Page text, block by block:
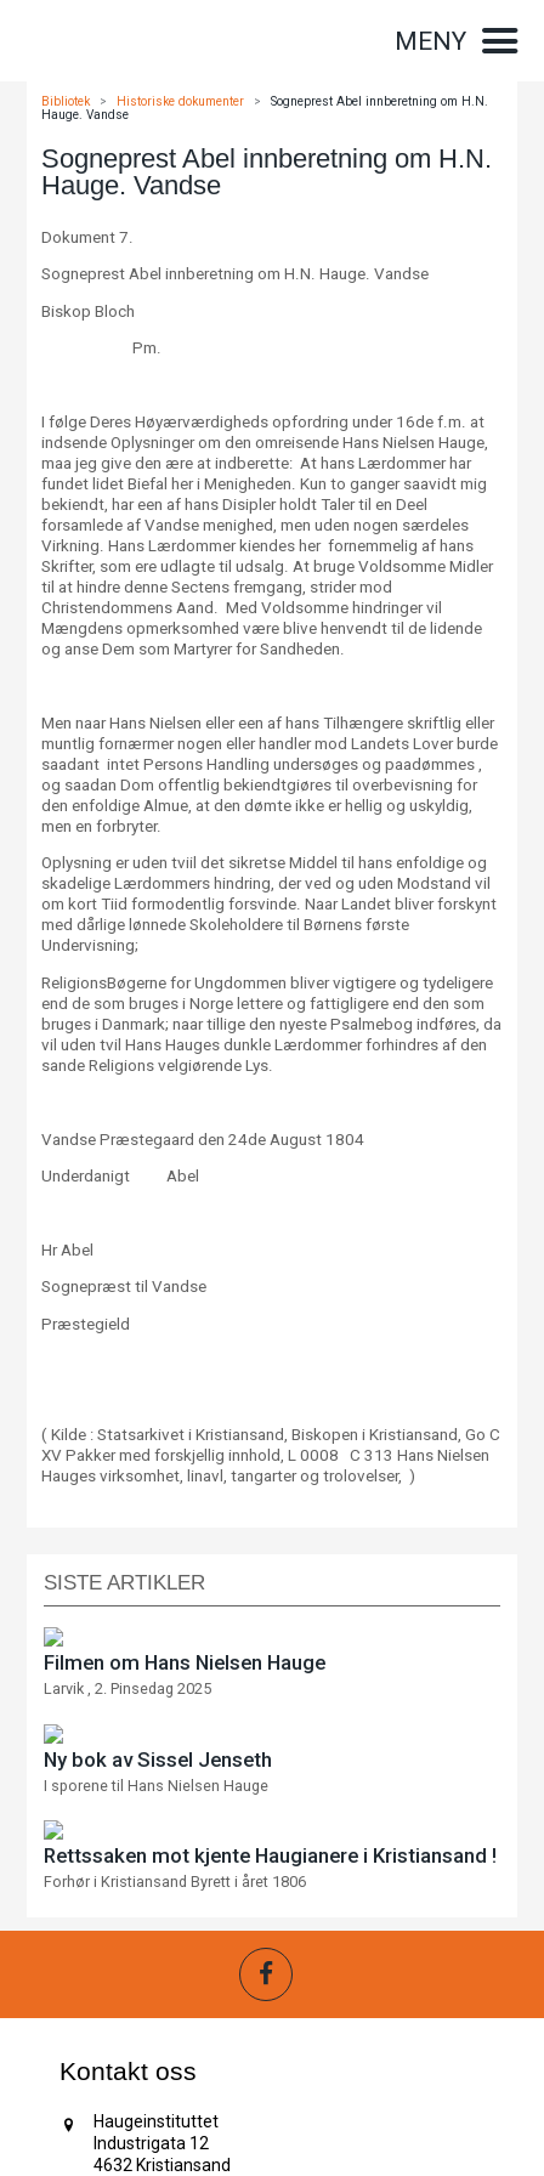
MENY
Bibliotek > Historiske dokumenter >
Sogneprest Abel innberetning om H.N.
Hauge. Vandse
Sogneprest Abel innberetning om H.N.
Hauge. Vandse
Dokument 7.
Sogneprest Abel innberetning om H.N. Hauge. Vandse
Biskop Bloch
Pm.
I følge Deres Høyærværdigheds opfordring under 16de f.m. at
indsende Oplysninger om den omreisende Hans Nielsen Hauge,
maa jeg give den ære at indberette: At hans Lærdommer har
fundet lidet Biefal her i Menigheden. Kun to ganger saavidt mig
bekiendt, har een af hans Disipler holdt Taler til en Deel
forsamlede af Vandse menighed, men uden nogen særdeles
Virkning. Hans Lærdommer kiendes her fornemmelig af hans
Skrifter, som ere udlagte til udsalg. At bruge Voldsomme Midler
til at hindre denne Sectens fremgang, strider mod
Christendommens Aand. Med Voldsomme hindringer vil
Mængdens opmerksomhed være blive henvendt til de lidende
og anse Dem som Martyrer for Sandheden.
Men naar Hans Nielsen eller een af hans Tilhængere skriftlig eller
muntlig fornærmer nogen eller handler mod Landets Lover burde
saadant intet Persons Handling undersøges og paadømmes ,
og saadan Dom offentlig bekiendtgiøres til overbevisning for
den enfoldige Almue, at den dømte ikke er hellig og uskyldig,
men en forbryter.
Oplysning er uden tviil det sikretse Middel til hans enfoldige og
skadelige Lærdommers hindring, der ved og uden Modstand vil
om kort Tiid formodentlig forsvinde. Naar Landet bliver forskynt
med dårlige lønnede Skoleholdere til Børnens første
Undervisning;
ReligionsBøgerne for Ungdommen bliver vigtigere og tydeligere
end de som bruges i Norge lettere og fattigligere end den som
bruges i Danmark; naar tillige den nyeste Psalmebog indføres, da
vil uden tvil Hans Hauges dunkle Lærdommer forhindres af den
sande Religions velgiørende Lys.
Vandse Præstegaard den 24de August 1804
Underdanigt Abel
Hr Abel
Sognepræst til Vandse
Præstegield
( Kilde : Statsarkivet i Kristiansand, Biskopen i Kristiansand, Go C
XV Pakker med forskjellig innhold, L 0008 C 313 Hans Nielsen
Hauges virksomhet, linavl, tangarter og trolovelser, )
SISTE ARTIKLER
Filmen om Hans Nielsen Hauge
Larvik , 2. Pinsedag 2025
Ny bok av Sissel Jenseth
I sporene til Hans Nielsen Hauge
Rettssaken mot kjente Haugianere i Kristiansand !
Forhør i Kristiansand Byrett i året 1806
Kontakt oss
Haugeinstituttet
Industrigata 12
4632 Kristiansand